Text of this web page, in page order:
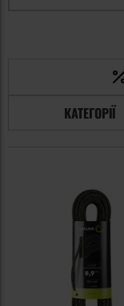
КАТЕГОРІЇ